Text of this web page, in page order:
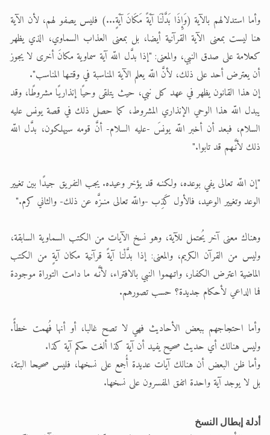
وأما استدلالهم بالآية (وَإِذَا بَدَّلْنَا آيَةً مَكَانَ آيَةٍ...) فليس يصفو لهم، لأن الآية
هنا ليست بمعنى الآية القرآنية أيضا، بل بمعنى العذاب السماوي، الذي يظهر
كعلامة على صدق النبي، والمعنى: "إذا بدَّل اللّه آية سماوية مكانَ أخرى لا يجوز
أن يعترض أحد على ذلك، لأنَّ اللّه يعلم الآية المناسبة في وقتـها المناسب".
إن هذا القانون يظهر في عهد كل نبي، حيث يتلقى وحيًا إنذاريًا مشروطًا، وقد
يبدل اللّه هذا الوحي الإنذاري المشروط، كما حصل ذلك في قصة يونس عليه
السلام، فبعد أن أخبر اللّه يونسَ -عليه السلام- أنَّ قومه سيهلكون، بدَّل اللّه
ذلك لأنَّـهم قد تابوا."
"إن اللّه تعالى يفي بوعده، ولكنـه قد يؤخر وعيده. يجب التفريق جيدًا بين تغيير
الوعد وتغيير الوعيد، فالأول كَذِب -واللّه تعالى منـزَّه عن ذلك- والثاني كرم."
وهناك معنى آخر يُحتمل للآية، وهو نسخ الآيات من الكتب السماوية السابقة،
وليس من القرآن الكريم، والمعنى: إذا بدَّلْنا آيةً قرآنية مكان آيةٍ من الكتب
الماضية اعترض الكفار، واتـهموا النبي بالافتراء، لأنَّـه ما دامت التوراة موجودة
فما الداعي لأحكام جديدة؟ حسب تصورهم.
وأما احتجاجهم ببعض الأحاديث فهي لا تصح غالبا، أو أنها فُهمت خطأً.
وليس هنالك أي حديث صحيح يفيد أن آية كذا ألغت حكم آية كذا.
وأما ظن البعض أن هنالك آيات عديدة أُجمع على نسخها، فليس صحيحا البتة،
بل لا يوجد آية واحدة اتفق المفسرون على نسخها.
أدلة إبطال النسخ